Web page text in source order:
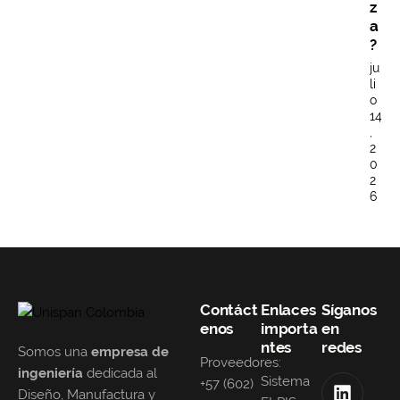
z
a
?
ju
li
o
14
2
0
2
6
Somos una empresa de
ingeniería dedicada al
Diseño, Manufactura y
Contáct
enos
Proveedores:
+57 (602)
Enlaces
importa
ntes
Sistema
Síganos
en
redes